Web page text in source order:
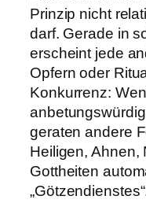
Prinzip nicht
darf. Gerade in
erscheint jede
Opfern oder
Konkurrenz:
geraten andere
Heiligen, Ahnen,
Gottheiten